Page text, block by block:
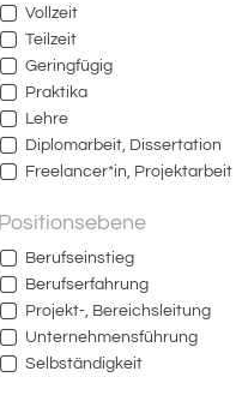
Vollzeit
Teilzeit
Geringfügig
Praktika
Lehre
Diplomarbeit, Dissertation
Freelancer*in, Projektarbeit
Positionsebene
Berufseinstieg
Berufserfahrung
Projekt-, Bereichsleitung
Unternehmensführung
Selbständigkeit